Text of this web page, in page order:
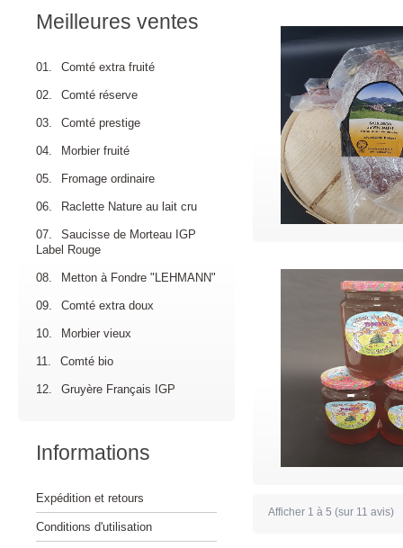
Afficher 1 à 5 (sur 11 avis)
Meilleures ventes
01. Comté extra fruité
02. Comté réserve
03. Comté prestige
04. Morbier fruité
05. Fromage ordinaire
06. Raclette Nature au lait cru
07.
Saucisse de Morteau IGP
Label Rouge
08. Metton à Fondre "LEHMANN"
09. Comté extra doux
10. Morbier vieux
11. Comté bio
12. Gruyère Français IGP
Informations
Expédition et retours
Conditions d'utilisation